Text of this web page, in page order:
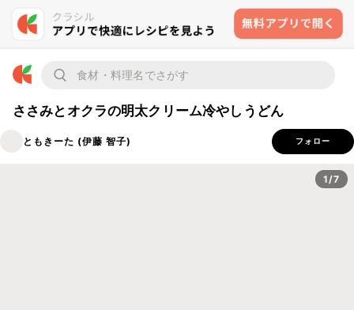
ささみとオクラの明太クリーム冷やしうどん
ともきーた (伊藤 智子) フォロー
1/7